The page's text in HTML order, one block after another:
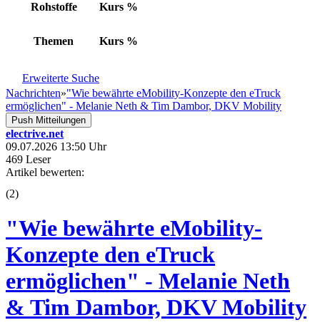
Rohstoffe Kurs %
Themen Kurs %
Erweiterte Suche
Nachrichten»"Wie bewährte eMobility-Konzepte den eTruck
ermöglichen" - Melanie Neth & Tim Dambor, DKV Mobility
Push Mitteilungen
electrive.net
09.07.2026 13:50 Uhr
469 Leser
Artikel bewerten:
(2)
"Wie bewährte eMobility-
Konzepte den eTruck
ermöglichen" - Melanie Neth
& Tim Dambor, DKV Mobility